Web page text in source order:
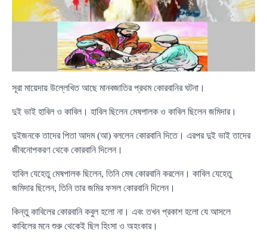
সূরা মায়েদায় উল্লেখিত আছে মানবজাতির প্রথম কোরবানির ঘটনা।
দুই ভাই হাবিল ও কাবিল। হাবিল ছিলেন মেষপালক ও কাবিল ছিলেন জমিদার।
দুইজনকে তাদের পিতা আদম (আ) বললেন কোরবানি দিতে। এরপর দুই ভাই তাদের
জীবনোপকরণ থেকে কোরবানি দিলেন।
হাবিল যেহেতু মেষপালক ছিলেন, তিনি মেষ কোরবানি করলেন। কাবিল যেহেতু
জমিদার ছিলেন, তিনি তার জমির ফসল কোরবানি দিলেন।
কিন্তু কাবিলের কোরবানি কবুল হলো না। এবং তখন প্রকাশ হলো যে আসলে
কাবিলের মনে শুরু থেকেই ছিল হিংসা ও অহংকার।